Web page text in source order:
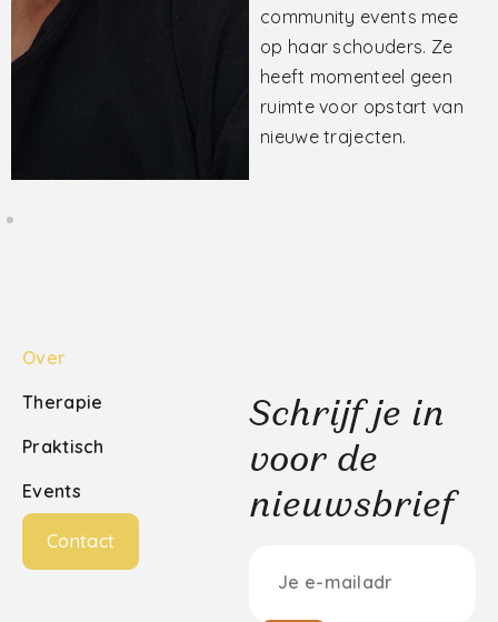
praktijk waar je terecht
kunt voor diagnostiek
(Praktijk Contrast |
Diagnostiek).
Over
Therapie
Praktisch
Events
Contact
Schrijf je in
voor de
nieuwsbrief